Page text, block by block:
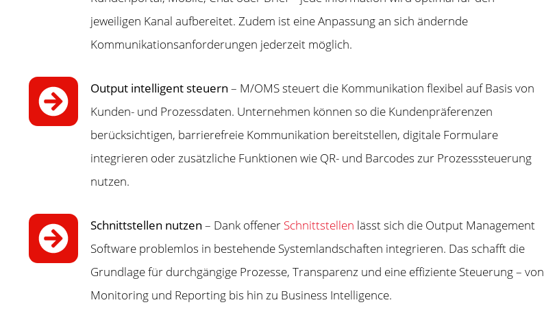
jeweiligen Kanal aufbereitet. Zudem ist eine Anpassung an sich ändernde
Kommunikationsanforderungen jederzeit möglich.
Output intelligent steuern – M/OMS steuert die Kommunikation flexibel auf Basis von
Kunden- und Prozessdaten. Unternehmen können so die Kundenpräferenzen
berücksichtigen, barrierefreie Kommunikation bereitstellen, digitale Formulare
integrieren oder zusätzliche Funktionen wie QR- und Barcodes zur Prozesssteuerung
nutzen.
Schnittstellen nutzen – Dank offener Schnittstellen lässt sich die Output Management
Software problemlos in bestehende Systemlandschaften integrieren. Das schafft die
Grundlage für durchgängige Prozesse, Transparenz und eine effiziente Steuerung – von
Monitoring und Reporting bis hin zu Business Intelligence.